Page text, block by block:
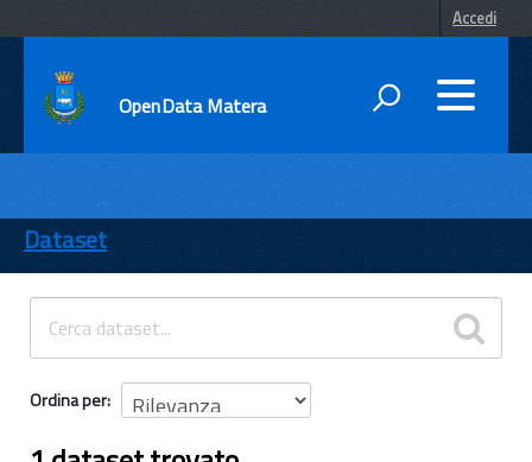
Accedi
OpenData Matera
ENTI
TEMI
INFORMAZIONI
Dataset
Ordina per